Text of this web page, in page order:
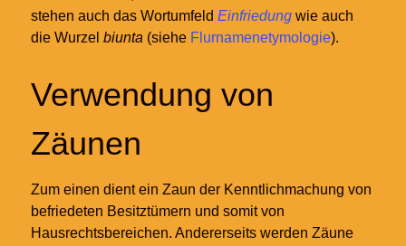
stehen auch das Wortumfeld Einfriedung wie auch
die Wurzel biunta (siehe Flurnamenetymologie).
Verwendung von
Zäunen
Zum einen dient ein Zaun der Kenntlichmachung von
befriedeten Besitztümern und somit von
Hausrechtsbereichen. Andererseits werden Zäune